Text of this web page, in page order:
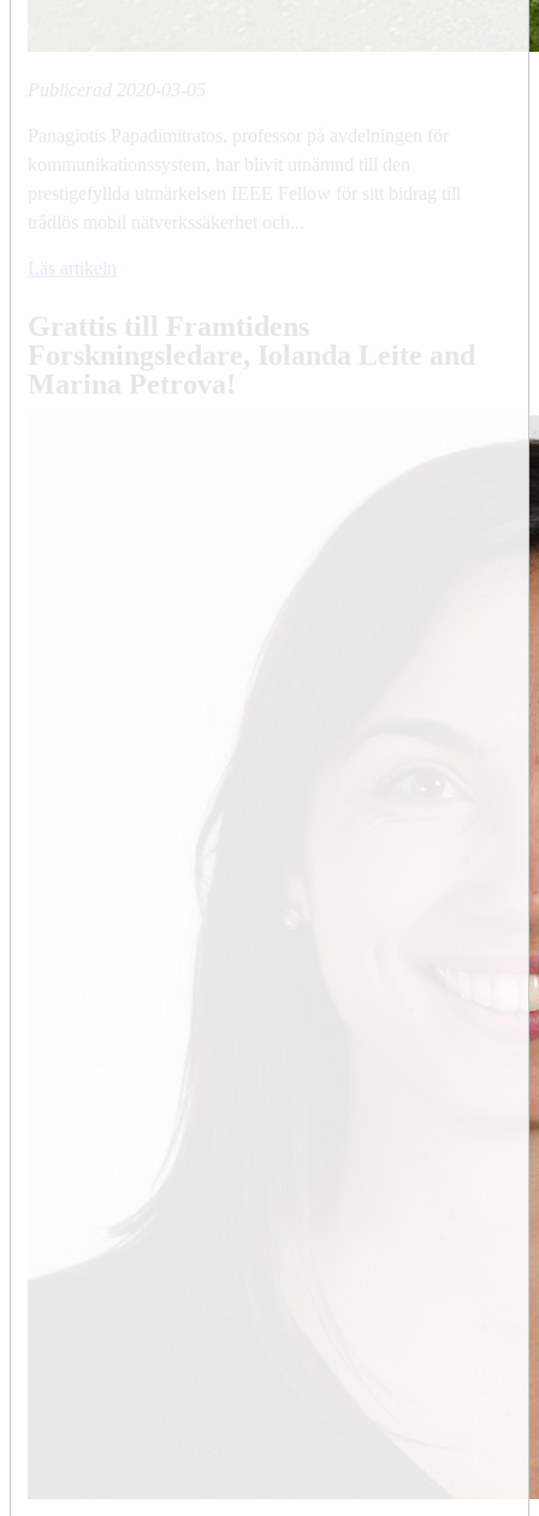
Publicerad 2020-03-05
Panagiotis Papadimitratos, professor på avdelningen för
kommunikationssystem, har blivit utnämnd till den
prestigefyllda utmärkelsen IEEE Fellow för sitt bidrag till
trådlös mobil nätverkssäkerhet och...
Läs artikeln
Grattis till Framtidens
Forskningsledare, Iolanda Leite and
Marina Petrova!